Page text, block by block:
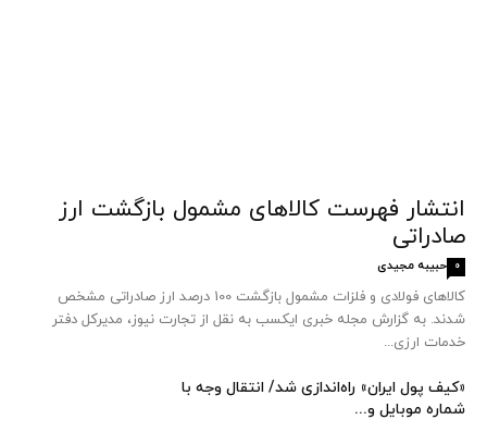
انتشار فهرست کالاهای مشمول بازگشت ارز
صادراتی
حبیبه مجیدی 0
کالاهای فولادی و فلزات مشمول بازگشت 100 درصد ارز صادراتی مشخص
شدند. به گزارش مجله خبری ایکسب به نقل از تجارت نیوز، مدیرکل دفتر
خدمات ارزی...
«کیف پول ایران» راه‌اندازی شد/ انتقال وجه با
شماره موبایل و...